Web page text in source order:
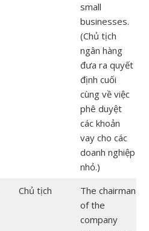
small
businesses.
(Chủ tịch
ngân hàng
đưa ra quyết
định cuối
cùng về việc
phê duyệt
các khoản
vay cho các
doanh nghiệp
nhỏ.)
Chủ tịch
The chairman
of the
company